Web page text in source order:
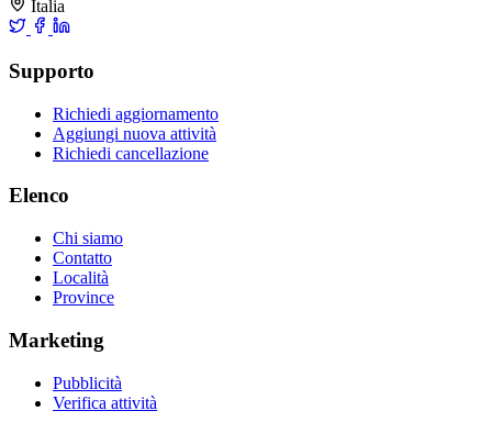
Italia
Supporto
Richiedi aggiornamento
Aggiungi nuova attività
Richiedi cancellazione
Elenco
Chi siamo
Contatto
Località
Province
Marketing
Pubblicità
Verifica attività